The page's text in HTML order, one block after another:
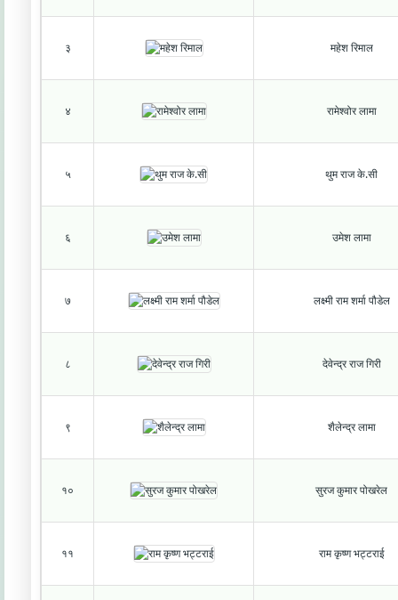
३ महेश रिमाल
४ रामेश्वोर लामा
५ थुम राज के.सी
६ उमेश लामा
७ लक्ष्मी राम शर्मा पौडेल
८ देवेन्द्र राज गिरी
९ शैलेन्द्र लामा
१० सुरज कुमार पोखरेल
११ राम कृष्ण भट्टराई